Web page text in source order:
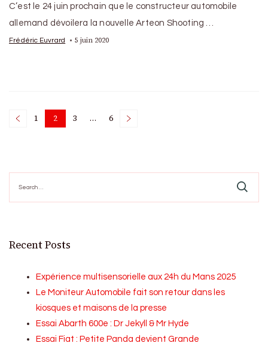
C’est le 24 juin prochain que le constructeur automobile
allemand dévoilera la nouvelle Arteon Shooting …
Frédéric Euvrard 5 juin 2020
Posts
Page
1 Page
2 Page
3 … Page
6
for:
Recent Posts
Expérience multisensorielle aux 24h du Mans 2025
Le Moniteur Automobile fait son retour dans les
kiosques et maisons de la presse
Essai Abarth 600e : Dr Jekyll & Mr Hyde
Essai Fiat : Petite Panda devient Grande